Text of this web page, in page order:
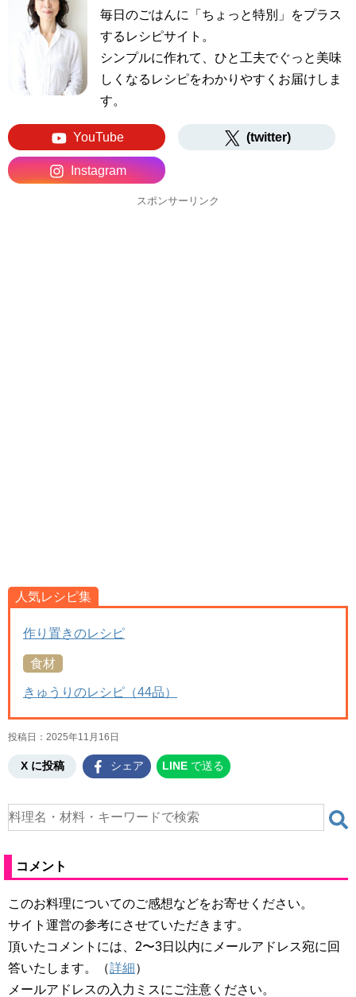
毎日のごはんに「ちょっと特別」をプラス
するレシピサイト。
シンプルに作れて、ひと工夫でぐっと美味
しくなるレシピをわかりやすくお届けしま
す。
YouTube (twitter)
Instagram
スポンサーリンク
人気レシピ集
作り置きのレシピ
食材
きゅうりのレシピ（44品）
投稿日： 2025年11月16日
X に投稿 シェア LINE で送る
コメント
このお料理についてのご感想などをお寄せください。
サイト運営の参考にさせていただきます。
頂いたコメントには、2〜3日以内にメールアドレス宛に回
答いたします。（詳細）
メールアドレスの入力ミスにご注意ください。